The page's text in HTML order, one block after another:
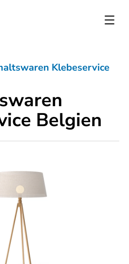
Belgien
Klebeservice